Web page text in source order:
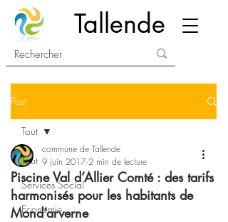
Tallende
Post
Tout
Services Social
Economie
Tout
Piscine Val d’Allier Comté : des tarifs
harmonisés pour les habitants de
Mond’arverne
commune de Tallende
9 juin 2017 2 min de lecture